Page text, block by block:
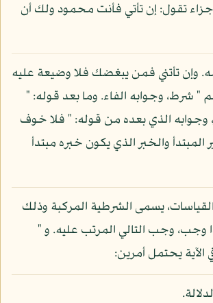
تقول: إن تأتي فأنت محمود ولك أن
وإن تأتني فمن يبغضك فلا وضيعة عليه
" شرط، وجوابه الفاء. وما بعد قوله: "
الذي بعده من قوله: " فلا خوف
والخبر الذي يكون خبره مبتدأ
يسمى الشرطية المركبة وذلك
وجب، وجب التالي المرتب عليه. و "
الآية يحتمل أمرين: